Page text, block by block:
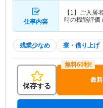
仕事内容
【1】ご入居
時の機能評
残業少なめ 寮・借り上げ
保存する
最